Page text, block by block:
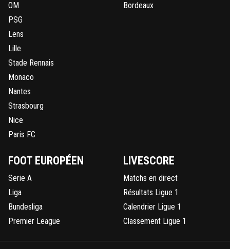
OM
PSG
Lens
Lille
Stade Rennais
Monaco
Nantes
Strasbourg
Nice
Paris FC
Bordeaux
FOOT EUROPÉEN
Serie A
Liga
Bundesliga
Premier League
LIVESCORE
Matchs en direct
Résultats Ligue 1
Calendrier Ligue 1
Classement Ligue 1